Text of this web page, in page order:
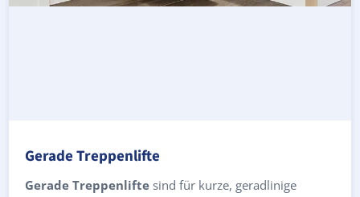
Gerade Treppenlifte
Gerade Treppenlifte sind für kurze, geradlinige